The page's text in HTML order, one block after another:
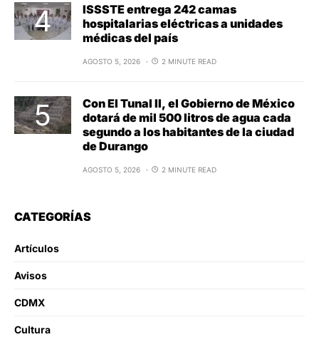
ISSSTE entrega 242 camas
hospitalarias eléctricas a unidades
médicas del país
AGOSTO 5, 2026 2 MINUTE READ
Con El Tunal II, el Gobierno de México
dotará de mil 500 litros de agua cada
segundo a los habitantes de la ciudad
de Durango
AGOSTO 5, 2026 2 MINUTE READ
CATEGORÍAS
Artículos
Avisos
CDMX
Cultura